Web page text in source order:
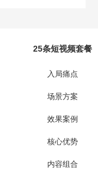
25条短视频套餐
入局痛点
场景方案
效果案例
核心优势
内容组合